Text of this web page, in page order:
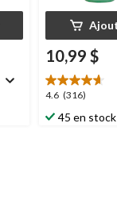
10,99 $
4.6 (316)
4.6
étoile(s)
sur
45 en stock